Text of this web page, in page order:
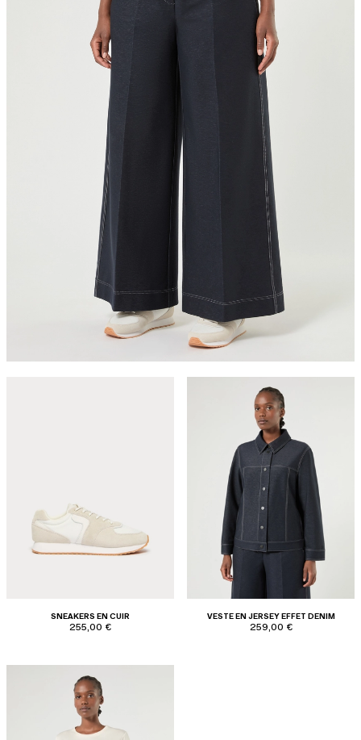
SNEAKERS EN CUIR
255,00 €
VESTE EN JERSEY EFFET DENIM
259,00 €